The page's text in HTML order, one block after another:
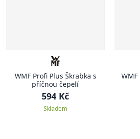
WMF Profi Plus Škrabka s
příčnou čepelí
594 Kč
Skladem